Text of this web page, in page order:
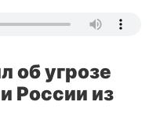
об угрозе
России из